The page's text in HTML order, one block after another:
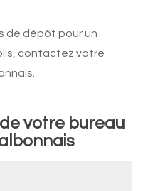
de dépôt pour un
contactez votre
votre bureau